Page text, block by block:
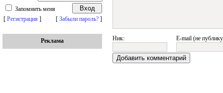
Запомнить меня
[ Регистрация ] [ Забыли пароль? ]
Реклама Ник: E-mail (не